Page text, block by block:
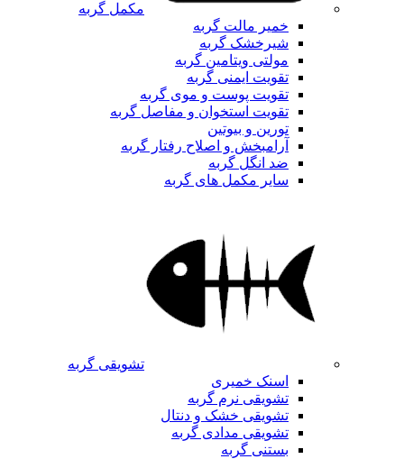
مکمل گربه
خمیر مالت گربه
شیرخشک گربه
مولتی ویتامین گربه
تقویت ایمنی گربه
تقویت پوست و موی گربه
تقویت استخوان و مفاصل گربه
تورین و بیوتین
آرامبخش و اصلاح رفتار گربه
ضد انگل گربه
سایر مکمل های گربه
تشویقی گربه
اسنک خمیری
تشویقی نرم گربه
تشویقی خشک و دنتال
تشویقی مدادی گربه
بستنی گربه